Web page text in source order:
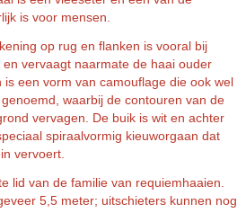
is voor mensen.
op rug en flanken is vooral bij
vervaagt naarmate de haai ouder
een vorm van camouflage die ook wel
waarbij de contouren van de
vervagen. De buik is wit en achter
spiraalvormig kieuworgaan dat
vervoert.
lid van de familie van requiemhaaien.
5,5 meter; uitschieters kunnen nog